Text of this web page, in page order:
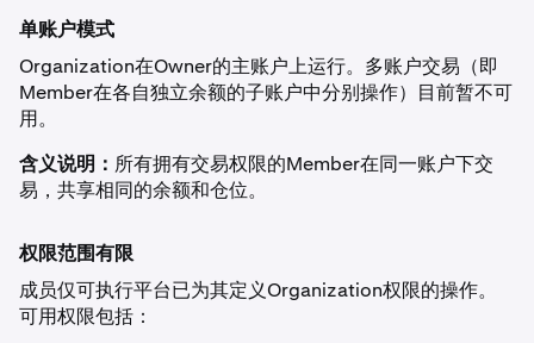
单账户模式
Organization在Owner的主账户上运行。多账户交易（即
Member在各自独立余额的子账户中分别操作）目前暂不可
用。
含义说明： 所有拥有交易权限的Member在同一账户下交
易，共享相同的余额和仓位。
权限范围有限
成员仅可执行平台已为其定义Organization权限的操作。
可用权限包括：